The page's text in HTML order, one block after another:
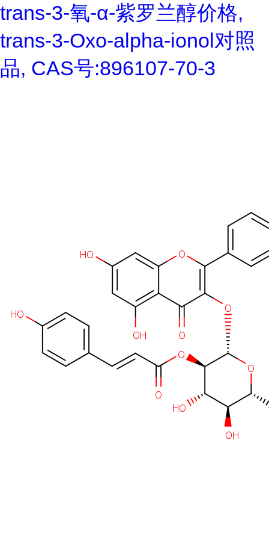
trans-3-氧-α-紫罗兰醇价格,
trans-3-Oxo-alpha-ionol对照
品, CAS号:896107-70-3